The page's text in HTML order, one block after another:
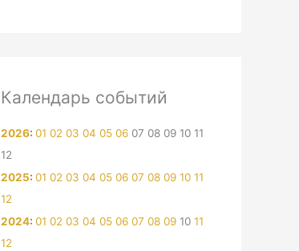
Календарь событий
2026: 01 02 03 04 05 06 07 08 09 10 11
12
2025: 01 02 03 04 05 06 07 08 09 10 11
12
2024: 01 02 03 04 05 06 07 08 09 10 11
12